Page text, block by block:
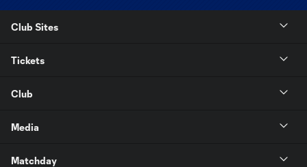
Club Sites
Tickets
Club
Media
Matchday